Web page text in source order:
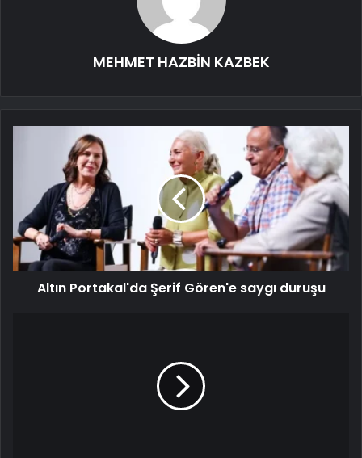
MEHMET HAZBİN KAZBEK
Altın Portakal'da Şerif Gören'e saygı duruşu